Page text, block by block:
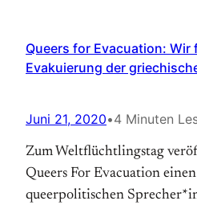
Queers for Evacuation:
Evakuierung der
Juni 21, 2020•4 Minuten
Zum Weltflüchtlingstag
Queers For Evacuation
queerpolitischen